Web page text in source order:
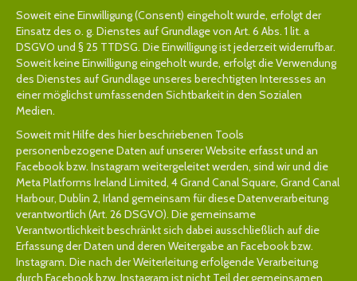
Soweit eine Einwilligung (Consent) eingeholt wurde, erfolgt der
Einsatz des o. g. Dienstes auf Grundlage von Art. 6 Abs. 1 lit. a
DSGVO und § 25 TTDSG. Die Einwilligung ist jederzeit widerrufbar.
Soweit keine Einwilligung eingeholt wurde, erfolgt die Verwendung
des Dienstes auf Grundlage unseres berechtigten Interesses an
einer möglichst umfassenden Sichtbarkeit in den Sozialen
Medien.
Soweit mit Hilfe des hier beschriebenen Tools
personenbezogene Daten auf unserer Website erfasst und an
Facebook bzw. Instagram weitergeleitet werden, sind wir und die
Meta Platforms Ireland Limited, 4 Grand Canal Square, Grand Canal
Harbour, Dublin 2, Irland gemeinsam für diese Datenverarbeitung
verantwortlich (Art. 26 DSGVO). Die gemeinsame
Verantwortlichkeit beschränkt sich dabei ausschließlich auf die
Erfassung der Daten und deren Weitergabe an Facebook bzw.
Instagram. Die nach der Weiterleitung erfolgende Verarbeitung